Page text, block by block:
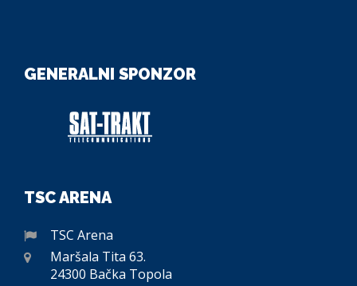
GENERALNI SPONZOR
TSC ARENA
TSC Arena
Maršala Tita 63.
24300 Bačka Topola